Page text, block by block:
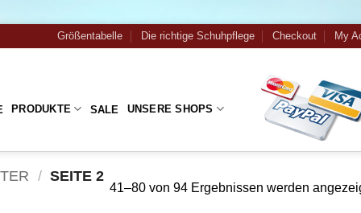
Größentabelle Die richtige Schuhpflege Checkout My
PRODUKTE SALE UNSERE SHOPS
/ SEITE 2
41–80 von 94 Ergebnissen werden